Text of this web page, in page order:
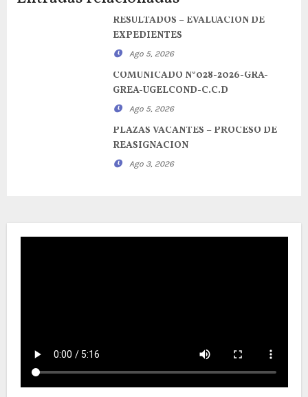
RESULTADOS – EVALUACION DE
EXPEDIENTES
Ago 5, 2026
COMUNICADO N°028-2026-GRA-
GREA-UGELCOND-C.C.D
Ago 5, 2026
PLAZAS VACANTES – PROCESO DE
REASIGNACION
Ago 3, 2026